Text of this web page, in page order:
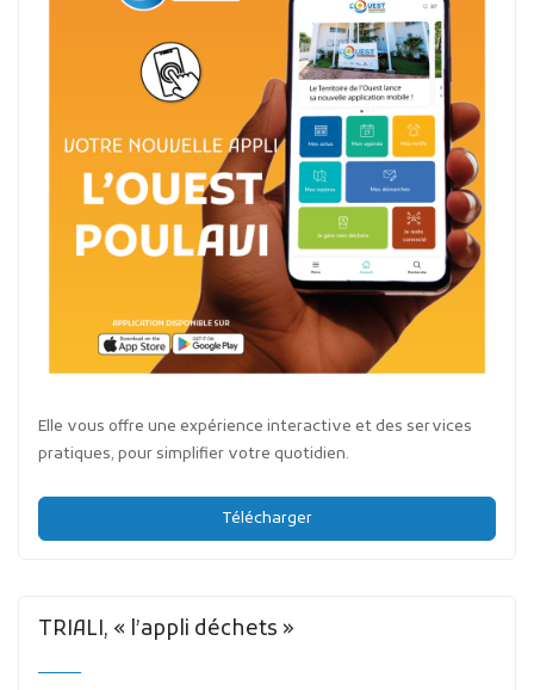
Elle vous offre une expérience interactive et des services
pratiques, pour simplifier votre quotidien.
Télécharger
TRIALI, « l’appli déchets »